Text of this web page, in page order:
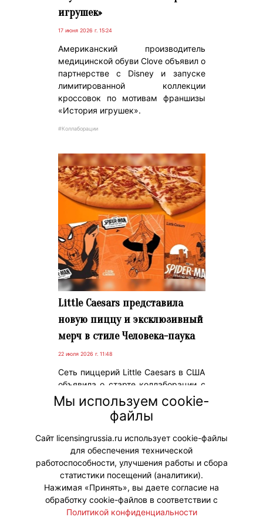
игрушек»
17 июня 2026 г. 15:24
Американский производитель
медицинской обуви Clove объявил о
партнерстве с Disney и запуске
лимитированной коллекции
кроссовок по мотивам франшизы
«История игрушек».
#Коллаборации
Little Caesars представила
новую пиццу и эксклюзивный
мерч в стиле Человека-паука
22 июля 2026 г. 11:48
Сеть пиццерий Little Caesars в США
объявила о старте коллаборации с
фильмом «Человек-паук: Новый
день». В честь этого там выпустили
новую пиццу, дарят подарки и
эксклюзивный мерч.
#Коллаборации #Мерч
Мы используем cookie-
файлы
Сайт licensingrussia.ru использует cookie-файлы
для обеспечения технической
работоспособности, улучшения работы и сбора
статистики посещений (аналитики).
Нажимая «Принять», вы даете согласие на
обработку cookie-файлов в соответствии с
Политикой конфиденциальности